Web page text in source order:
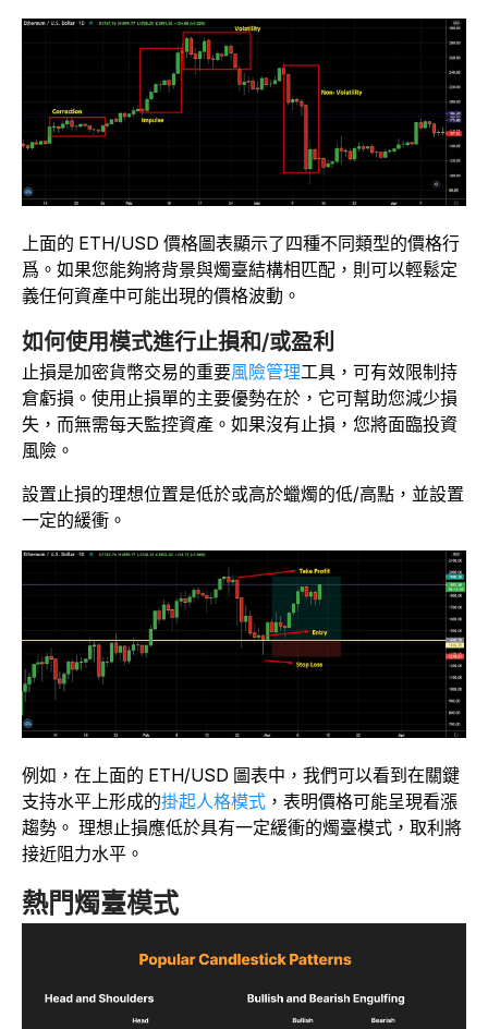
上面的 ETH/USD 價格圖表顯示了四種不同類型的價格行
爲。如果您能夠將背景與燭臺結構相匹配，則可以輕鬆定
義任何資產中可能出現的價格波動。
如何使用模式進行止損和/或盈利
止損是加密貨幣交易的重要風險管理工具，可有效限制持
倉虧損。使用止損單的主要優勢在於，它可幫助您減少損
失，而無需每天監控資產。如果沒有止損，您將面臨投資
風險。
設置止損的理想位置是低於或高於蠟燭的低/高點，並設置
一定的緩衝。
例如，在上面的 ETH/USD 圖表中，我們可以看到在關鍵
支持水平上形成的掛起人格模式 ，表明價格可能呈現看漲
趨勢。 理想止損應低於具有一定緩衝的燭臺模式，取利將
接近阻力水平。
熱門燭臺模式